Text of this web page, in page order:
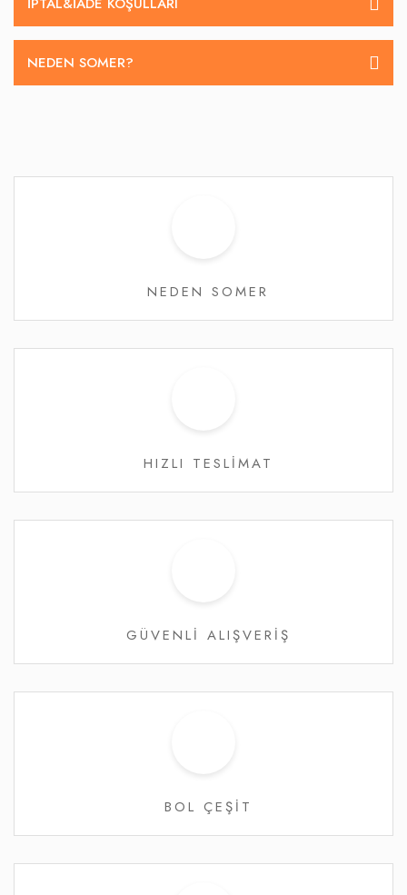
NEDEN SOMER?
NEDEN SOMER
HIZLI TESLİMAT
GÜVENLİ ALIŞVERİŞ
BOL ÇEŞİT